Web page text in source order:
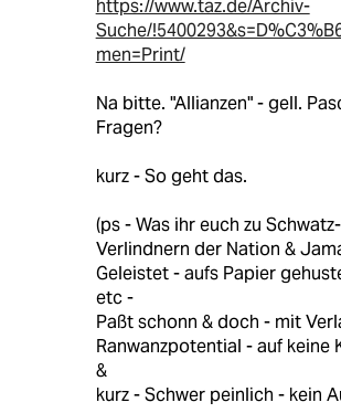
https://www.taz.de/Archiv-
Suche/
men=Print/
Na bitte. "Allianzen" - gell.
Fragen?
kurz - So geht das.
(ps - Was ihr euch zu
Verlindnern der Nation &
Geleistet - aufs Papier
etc -
Paßt schonn & doch - mit
Ranwanzpotential - auf keine
&
kurz - Schwer peinlich - kein